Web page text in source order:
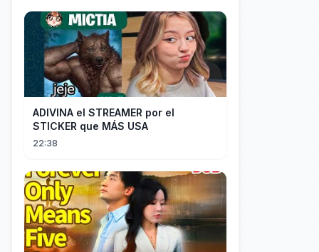
ADIVINA el STREAMER por el
STICKER que MÁS USA
22:38